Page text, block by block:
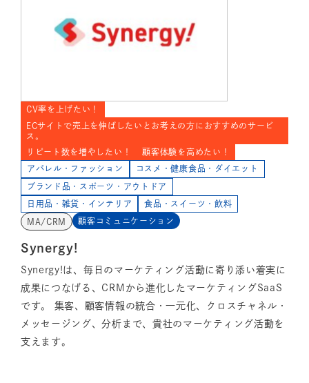
CV率を上げたい！
ECサイトで売上を伸ばしたいとお考えの方におすすめのサービ
ス。
リピート数を増やしたい！
顧客体験を高めたい！
アパレル・ファッション コスメ・健康食品・ダイエット
ブランド品・スポーツ・アウトドア
日用品・雑貨・インテリア 食品・スイーツ・飲料
MA/CRM 顧客コミュニケーション
Synergy!
Synergy!は、毎日のマーケティング活動に寄り添い着実に
成果につなげる、CRMから進化したマーケティングSaaS
です。 集客、顧客情報の統合・一元化、クロスチャネル・
メッセージング、分析まで、貴社のマーケティング活動を
支えます。